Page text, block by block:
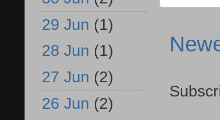
29 Jun (1)
28 Jun (1)
27 Jun (2)
26 Jun (2)